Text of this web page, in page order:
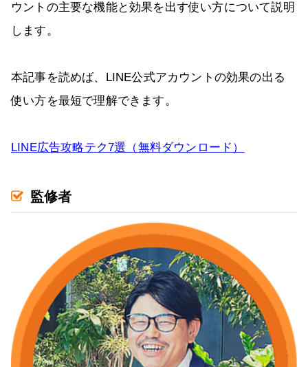
ウントの主要な機能と効果を出す使い方について説明
します。
本記事を読めば、LINE公式アカウントの効果の出る
使い方を最短で理解できます。
LINE広告攻略テク7選（無料ダウンロード）
監修者